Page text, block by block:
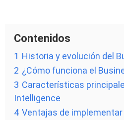
Contenidos
1 Historia y evolución del
2 ¿Cómo funciona el
3 Características
Intelligence
4 Ventajas de